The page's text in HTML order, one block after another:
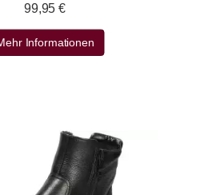
99,95 €
Informationen